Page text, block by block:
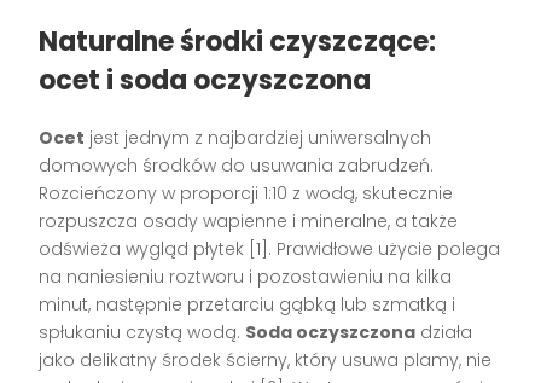
Naturalne środki czyszczące:
ocet i soda oczyszczona
Ocet jest jednym z najbardziej uniwersalnych
domowych środków do usuwania zabrudzeń.
Rozcieńczony w proporcji 1:10 z wodą, skutecznie
rozpuszcza osady wapienne i mineralne, a także
odświeża wygląd płytek [1]. Prawidłowe użycie polega
na naniesieniu roztworu i pozostawieniu na kilka
minut, następnie przetarciu gąbką lub szmatką i
spłukaniu czystą wodą. Soda oczyszczona działa
jako delikatny środek ścierny, który usuwa plamy, nie